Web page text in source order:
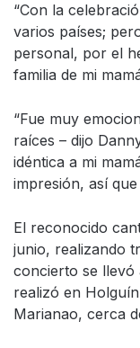
“Con la
varios países;
personal, por el
familia de mi
“Fue muy
raíces – dijo
idéntica a mi
impresión, así
El reconocido
junio, realizando
concierto se llevó
realizó en
Marianao, cerca